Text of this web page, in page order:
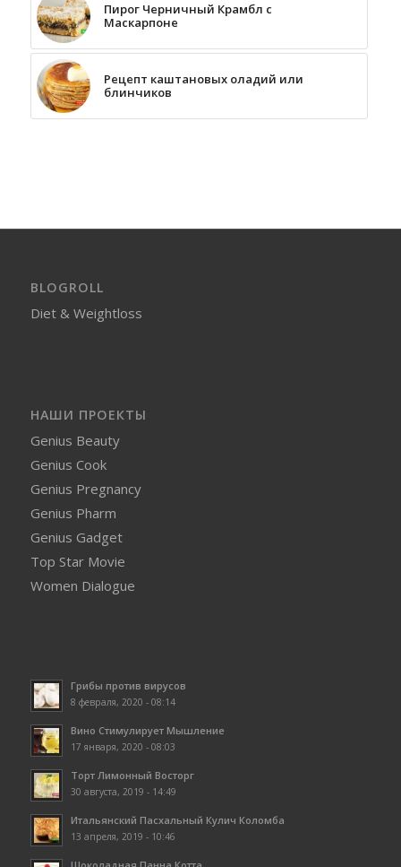
Пирог Черничный Крамбл с
Маскарпоне
Рецепт каштановых оладий или
блинчиков
BLOGROLL
Diet & Weightloss
НАШИ ПРОЕКТЫ
Genius Beauty
Genius Cook
Genius Pregnancy
Genius Pharm
Genius Gadget
Top Star Movie
Women Dialogue
Грибы против вирусов
8 февраля, 2020 - 08:14
Вино Стимулирует Мышление
17 января, 2020 - 08:03
Торт Лимонный Восторг
30 августа, 2019 - 14:49
Итальянский Пасхальный Кулич Коломба
13 апреля, 2019 - 10:46